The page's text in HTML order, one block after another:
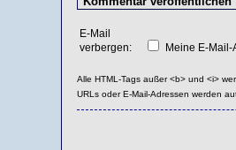
E-Mail
verbergen:
Meine E-
Alle HTML-Tags außer <b> und <i>
URLs oder E-Mail-Adressen werden